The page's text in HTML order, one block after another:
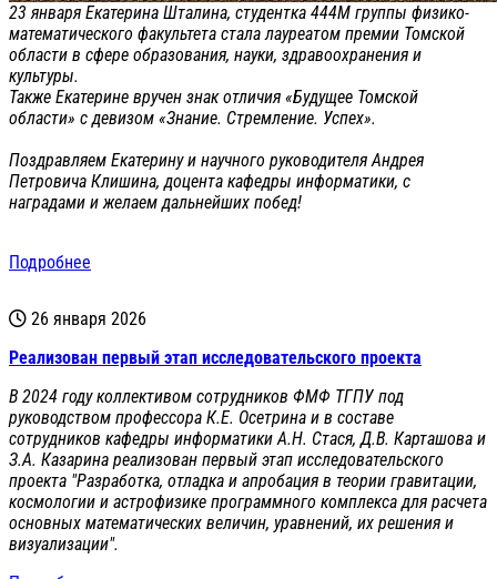
23 января Екатерина Шталина, студентка 444М группы физико-
математического факультета стала лауреатом премии Томской
области в сфере образования, науки, здравоохранения и
культуры.
Также Екатерине вручен знак отличия «Будущее Томской
области» с девизом «Знание. Стремление. Успех».
Поздравляем Екатерину и научного руководителя Андрея
Петровича Клишина, доцента кафедры информатики, с
наградами и желаем дальнейших побед!
Подробнее
26 января 2026
Реализован первый этап исследовательского проекта
В 2024 году коллективом сотрудников ФМФ ТГПУ под
руководством профессора К.Е. Осетрина и в составе
сотрудников кафедры информатики А.Н. Стася, Д.В. Карташова и
З.А. Казарина реализован первый этап исследовательского
проекта "Разработка, отладка и апробация в теории гравитации,
космологии и астрофизике программного комплекса для расчета
основных математических величин, уравнений, их решения и
визуализации".